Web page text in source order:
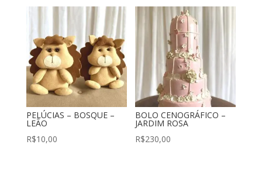
PELÚCIAS – BOSQUE –
LEÃO
R$10,00
BOLO CENOGRÁFICO –
JARDIM ROSA
R$230,00